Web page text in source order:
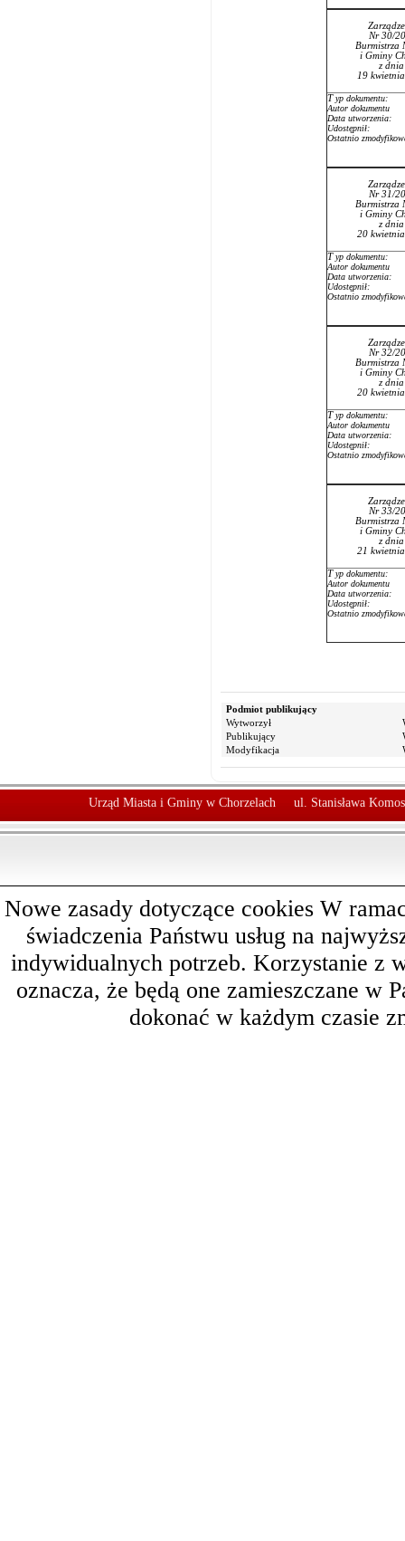
Nr 30/
Burmistrza
i Gminy
z
19
Typ dokumentu:
Autor dokumentu
Data utworzenia:
Udostępnił:
Ostatnio
Nr 31/
Burmistrza
i Gminy
z
20
Typ dokumentu:
Autor dokumentu
Data utworzenia:
Udostępnił:
Ostatnio
Nr 32/
Burmistrza
i Gminy
z
20
Typ dokumentu:
Autor dokumentu
Data utworzenia:
Udostępnił:
Ostatnio
Nr 33/
Burmistrza
i Gminy
z
21
Typ dokumentu:
Autor dokumentu
Data utworzenia:
Udostępnił:
Ostatnio
Podmiot publikujący
Wytworzył
Publikujący
Modyfikacja
Urząd Miasta i Gminy w Chorzelach ul. Stanisława
Nowe zasady dotyczące cookies W
świadczenia Państwu usług na
indywidualnych potrzeb. Korzystanie z
oznacza, że będą one zamieszczane w
dokonać w każdym czasie